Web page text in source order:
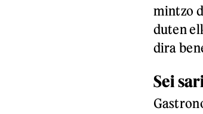
mintzo
duten
dira
Sei